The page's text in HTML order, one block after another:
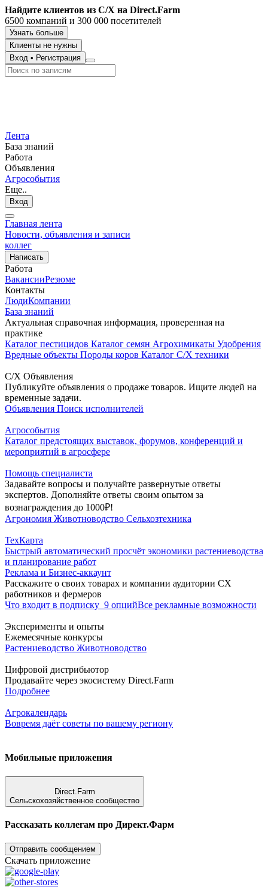
Найдите клиентов из С/Х на Direct.Farm
6500 компаний и 300 000 посетителей
Узнать больше
Клиенты не нужны
Вход • Регистрация
Лента
База знаний
Работа
Объявления
Агрособытия
Еще..
Вход
Главная лента
Новости, объявления и записи
коллег
Написать
Работа
ВакансииРезюме
Контакты
ЛюдиКомпании
База знаний
Актуальная справочная информация, проверенная на
практике
Каталог пестицидов Каталог семян Агрохимикаты Удобрения
Вредные объекты Породы коров Каталог С/Х техники
С/Х Объявления
Публикуйте объявления о продаже товаров. Ищите людей на
временные задачи.
Объявления Поиск исполнителей
Агрособытия
Каталог предстоящих выставок, форумов, конференций и
мероприятий в агросфере
Помощь специалиста
Задавайте вопросы и получайте развернутые ответы
экспертов. Дополняйте ответы своим опытом за
вознаграждения до 1000₽!
Агрономия Животноводство Сельхозтехника
ТехКарта
Быстрый автоматический просчёт экономики растениеводства
и планирование работ
Реклама и Бизнес-аккаунт
Расскажите о своих товарах и компании аудитории СХ
работников и фермеров
Что входит в подписку 9 опцийВсе рекламные возможности
Эксперименты и опыты
Ежемесячные конкурсы
Растениеводство Животноводство
Цифровой дистрибьютор
Продавайте через экосистему Direct.Farm
Подробнее
Агрокалендарь
Вовремя даёт советы по вашему региону
Мобильные приложения
Direct.Farm
Сельскохозяйственное сообщество
Рассказать коллегам про Директ.Фарм
Отправить сообщением
Скачать приложение